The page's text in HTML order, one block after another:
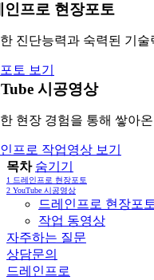
인프로 현장포토
진단능력과 숙력된 기술
토 보기
시공영상
현장 경험을 통해 쌓아
프로 작업영상 보기
목차 숨기기
1 드레인프로 현장포토
2 YouTube 시공영상
드레인프로 현장포토
작업 동영상
자주하는 질문
상담문의
드레인프로